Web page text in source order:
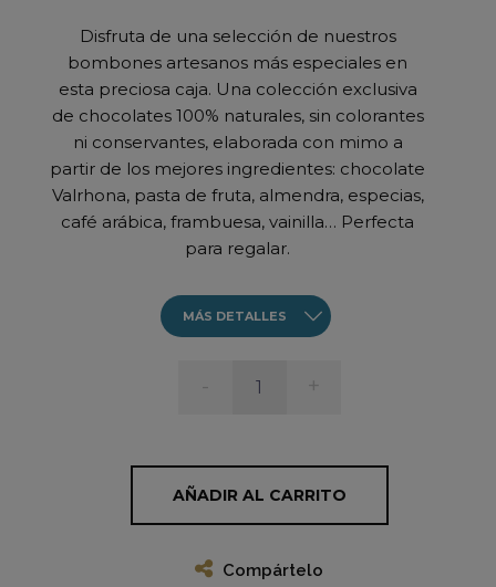
Disfruta de una selección de nuestros
bombones artesanos más especiales en
esta preciosa caja. Una colección exclusiva
de chocolates 100% naturales, sin colorantes
ni conservantes, elaborada con mimo a
partir de los mejores ingredientes: chocolate
Valrhona, pasta de fruta, almendra, especias,
café arábica, frambuesa, vainilla… Perfecta
para regalar.
MÁS DETALLES
- +
AÑADIR AL CARRITO
Compártelo